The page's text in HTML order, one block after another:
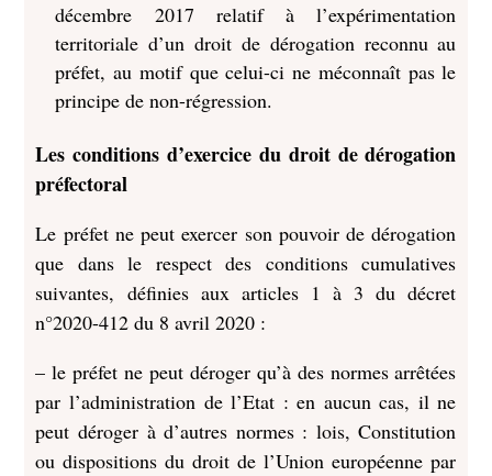
décembre 2017 relatif à l’expérimentation
territoriale d’un droit de dérogation reconnu au
préfet, au motif que celui-ci ne méconnaît pas le
principe de non-régression.
Les conditions d’exercice du droit de dérogation
préfectoral
Le préfet ne peut exercer son pouvoir de dérogation
que dans le respect des conditions cumulatives
suivantes, définies aux articles 1 à 3 du décret
n°2020-412 du 8 avril 2020 :
– le préfet ne peut déroger qu’à des normes arrêtées
par l’administration de l’Etat : en aucun cas, il ne
peut déroger à d’autres normes : lois, Constitution
ou dispositions du droit de l’Union européenne par